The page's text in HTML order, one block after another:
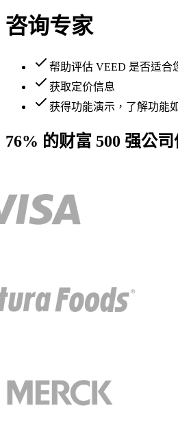
咨询专家
帮助评估 VEED 是否适合
获取定价信息
获得功能演示，了解功能
76% 的财富 500 强公